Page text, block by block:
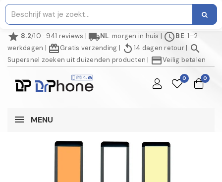
star 8.2/10 · 941 reviews | local_shippingNL: morgen in huis | scheduleBE: 1–2
werkdagen | redeemGratis verzending | replay 14 dagen retour| search
Supersnel zoeken uit duizenden producten | credit_cardVeilig betalen
0 0
MENU